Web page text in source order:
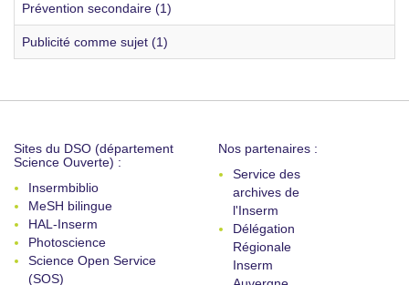
Prévention secondaire (1)
Publicité comme sujet (1)
Sites du DSO (département
Science Ouverte) :
Insermbiblio
MeSH bilingue
HAL-Inserm
Photoscience
Science Open Service
(SOS)
Nos partenaires :
Service des
archives de
l'Inserm
Délégation
Régionale
Inserm